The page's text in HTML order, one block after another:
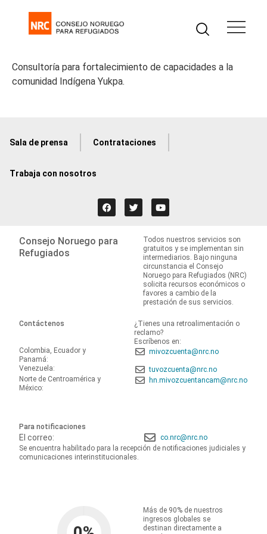
Consultoría para fortalecimiento de capacidades a la
comunidad Indígena Yukpa.
Sala de prensa Contrataciones
Trabaja con nosotros
Consejo Noruego para
Refugiados
Todos nuestros servicios son
gratuitos y se implementan sin
intermediarios. Bajo ninguna
circunstancia el Consejo
Noruego para Refugiados (NRC)
solicita recursos económicos o
favores a cambio de la
prestación de sus servicios.
Contáctenos
¿Tienes una retroalimentación o
reclamo?
Escríbenos en:
Colombia, Ecuador y
Panamá:
mivozcuenta@nrc.no
Venezuela:
tuvozcuenta@nrc.no
Norte de Centroamérica y
México:
hn.mivozcuentancam@nrc.no
Para notificaciones
El correo:
co.nrc@nrc.no
Se encuentra habilitado para la recepción de notificaciones judiciales y
comunicaciones interinstitucionales.
Más de 90% de nuestros
ingresos globales se
destinan directamente a